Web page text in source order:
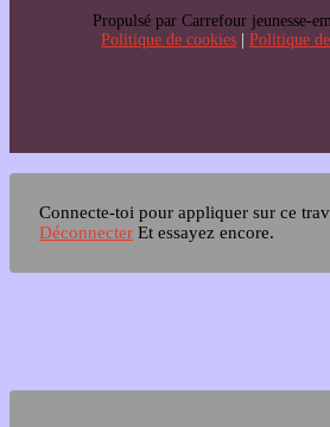
Propulsé par Carrefour jeunesse-
Politique de cookies | Politique
Connecte-toi pour appliquer sur ce
Déconnecter Et essayez encore.